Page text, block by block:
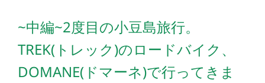
~中編~2度目の小豆島旅行。
TREK(トレック)のロードバイク、
DOMANE(ドマーネ)で行ってきま